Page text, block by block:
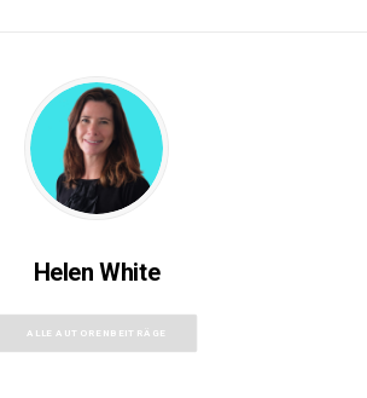
Helen White
ALLE AUTORENBEITRÄGE